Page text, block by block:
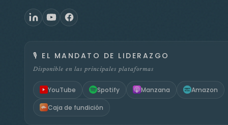
🎙️ EL MANDATO DE LIDERAZGO
Disponible en las principales plataformas
YouTube Spotify Manzana Amazon
Caja de fundición